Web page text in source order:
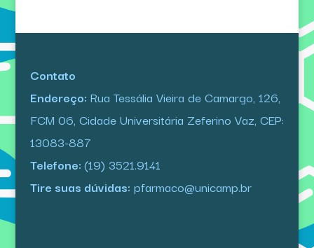
Contato
Endereço: Rua Tessália Vieira de Camargo, 126,
FCM 06, Cidade Universitária Zeferino Vaz, CEP:
13083-887
Telefone:(19) 3521.9141
Tire suas dúvidas: pfarmaco@unicamp.br